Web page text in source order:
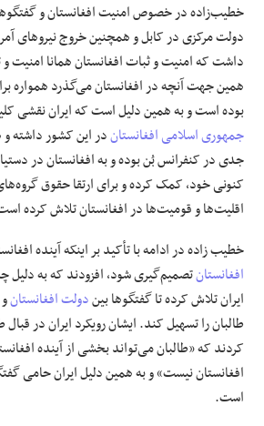
خطیب‌زاده در خصوص امنیت افغانستان و گفتگوها
دولت مرکزی در کابل و همچنین خروج نیروهای
داشت که امنیت و ثبات افغانستان همانا امنیت
همین جهت آنچه در افغانستان می‌گذرد همواره
بوده است و به همین دلیل است که ایران نقشی
جمهوری اسلامی افغانستاندر این کشور داشته
جدی در کنفرانس بُن بوده و به افغانستان در
کنونی خود، کمک کرده و برای ارتقا حقوق
اقلیت‌ها و قومیت‌ها در افغانستان تلاش کرده
خطیب زاده در ادامه با تأکید بر اینکه آینده
افغانستانتصمیم‌گیری شود، افزودند که به
ایران تلاش کرده تا گفتگوها بیندولت افغانستان
طالبان را تسهیل کند. ایشان رویکرد ایران در قبال
کردند که «طالبان می‌تواند بخشی از آینده
افغانستان نیست» و به همین دلیل ایران حامی
است.